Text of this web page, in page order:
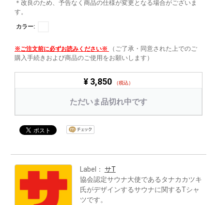
＊改良のため、予告なく商品の仕様が変更となる場合がございま
す。
カラー:
※ご注文前に必ずお読みください※
（ご了承・同意された上でのご
購入手続きおよび商品のご使用をお願いします）
¥ 3,850 （税込）
ただいま品切れ中です
Label： サT
協会認定サウナ大使であるタナカカツキ
氏がデザインするサウナに関するTシャ
ツです。